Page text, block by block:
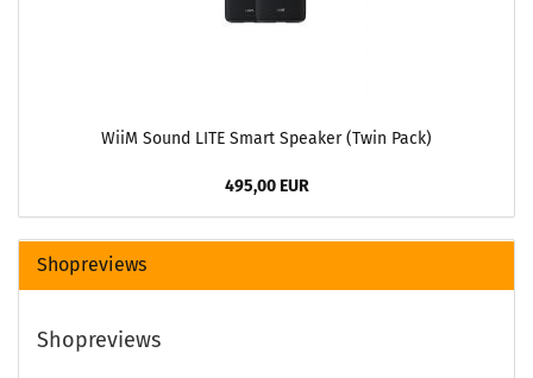
WiiM Sound LITE Smart Speaker (Twin Pack)
495,00 EUR
Shopreviews
Shopreviews